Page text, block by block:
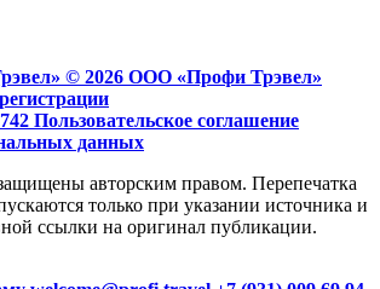
© 2026 ООО «Профи Трэвeл»
Пользовательское соглашение
данных
авторским правом. Перепечатка
только при указании источника и
ссылки на оригинал публикации.